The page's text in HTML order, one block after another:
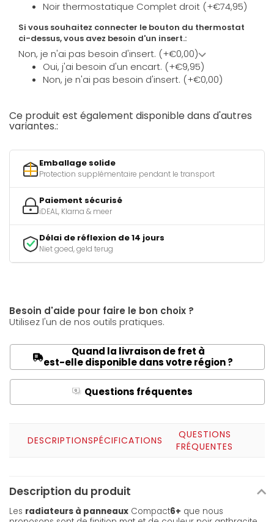
Noir thermostatique Complet droit (+€74,95)
Si vous souhaitez connecter le bouton du thermostat
ci-dessus, vous avez besoin d'un insert.:
Non, je n'ai pas besoin d'insert. (+€0,00)
Oui, j'ai besoin d'un encart. (+€9,95)
Non, je n'ai pas besoin d'insert. (+€0,00)
Ce produit est également disponible dans d'autres
variantes.:
Emballage solide
Protection supplémentaire pendant le transport
Paiement sécurisé
iDEAL, Klarna & meer
Délai de réflexion de 14 jours
Niet goed, geld terug
Besoin d'aide pour faire le bon choix ?
Utilisez l'un de nos outils pratiques.
Quand la livraison de fret à
est-elle disponible dans votre région ?
Q Questions fréquentes
DESCRIPTIONSPÉCIFICATIONS
QUESTIONS
FRÉQUENTES
Description du produit
Les radiateurs à panneaux Compact6+ que nous